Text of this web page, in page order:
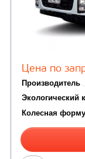
ШАССИ